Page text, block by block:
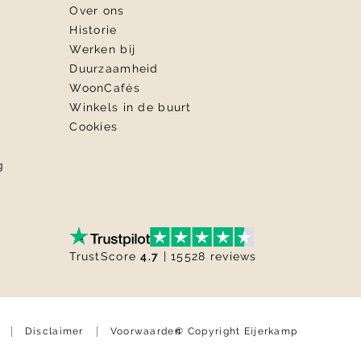
Over ons
Historie
Werken bij
Duurzaamheid
WoonCafés
Winkels in de buurt
Cookies
TrustScore4.7 | 15528 reviews
Disclaimer Voorwaarden© Copyright Eijerkamp